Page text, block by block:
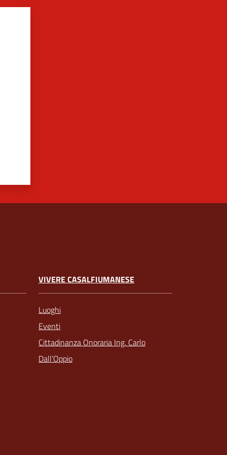
VIVERE CASALFIUMANESE
Luoghi
Eventi
Cittadinanza Onoraria Ing. Carlo
Dall’Oppio